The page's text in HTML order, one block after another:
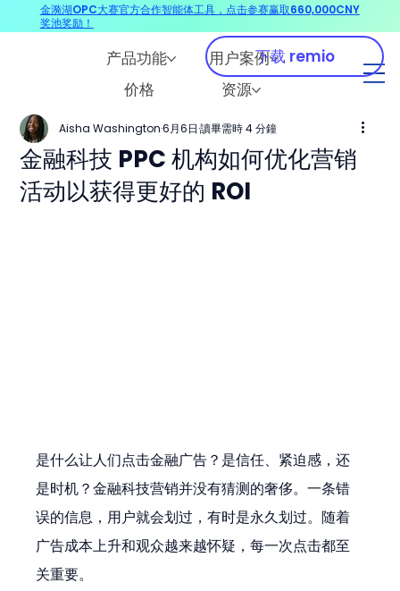
产品功能
用户案例
价格
资源
下载 remio
金融科技 PPC 机构如何优化营销
活动以获得更好的 ROI
Aisha Washington 6月6日 讀畢需時 4 分鐘
是什么让人们点击金融广告？是信任、紧迫感，还
是时机？金融科技营销并没有猜测的奢侈。一条错
误的信息，用户就会划过，有时是永久划过。随着
广告成本上升和观众越来越怀疑，每一次点击都至
关重要。
金漪湖OPC大赛官方合作智能体工具，点击参赛赢取660,000CNY
奖池奖励！